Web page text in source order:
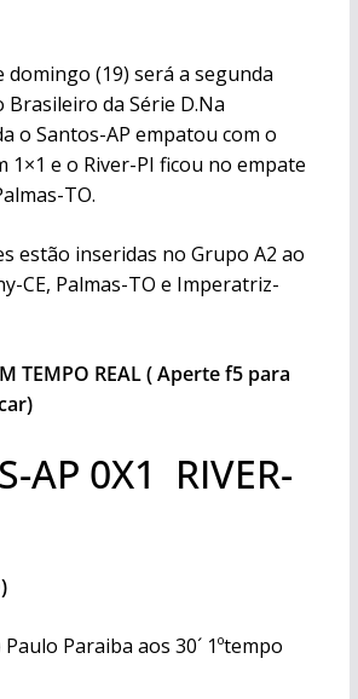
domingo (19) será a segunda
Brasileiro da Série D.Na
o Santos-AP empatou com o
1×1 e o River-PI ficou no empate
TO.
estão inseridas no Grupo A2 ao
CE, Palmas-TO e Imperatriz-
TEMPO REAL ( Aperte f5 para
AP 0X1 RIVER-
Paraiba aos 30´ 1ºtempo